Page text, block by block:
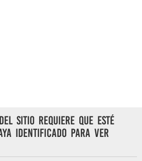
sitio requiere que esté
identificado para ver